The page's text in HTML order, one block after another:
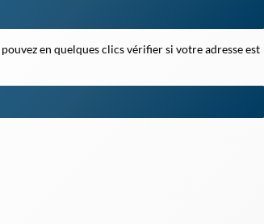
pouvez en quelques clics vérifier si votre adresse est